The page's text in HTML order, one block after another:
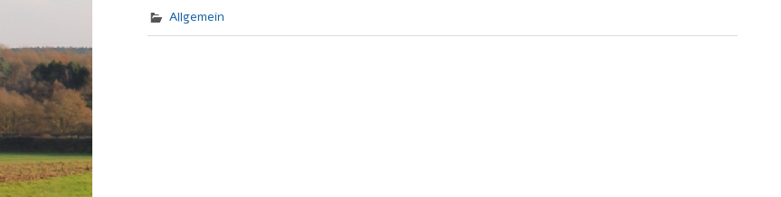
Allgemein